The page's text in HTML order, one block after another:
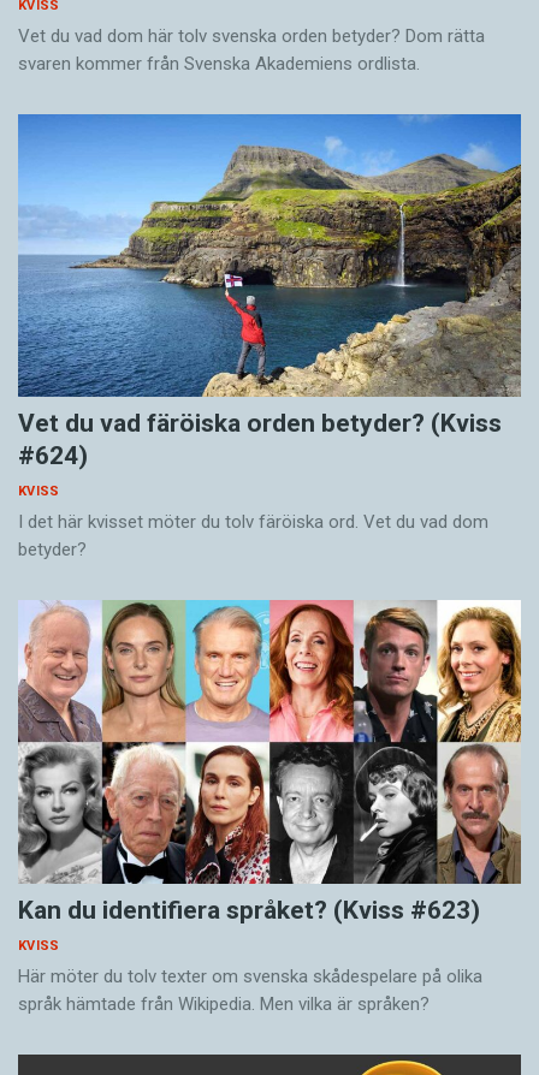
KVISS
Vet du vad dom här tolv svenska orden betyder? Dom rätta
svaren kommer från Svenska Akademiens ordlista.
Vet du vad färöiska orden betyder? (Kviss
#624)
KVISS
I det här kvisset möter du tolv färöiska ord. Vet du vad dom
betyder?
Kan du identifiera språket? (Kviss #623)
KVISS
Här möter du tolv texter om svenska skådespelare på olika
språk hämtade från Wikipedia. Men vilka är språken?